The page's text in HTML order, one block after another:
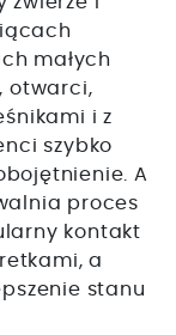
małych
otwarci,
i z
szybko
A
proces
kontakt
a
stanu